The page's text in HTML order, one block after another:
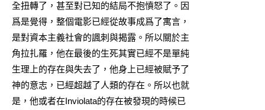
全扭轉了，甚至對已知的結局不抱憤怒了。因
爲是覺得，整個電影已經從故事成爲了寓言，
是對資本主義社會的諷刺與揭露。所以關於主
角拉扎羅，他在最後的生死其實已經不是單純
生理上的存在與失去了，他身上已經被賦予了
神的意志，已經超越了人類的存在。所以也就
是，他或者在Inviolata的存在被發現的時候已